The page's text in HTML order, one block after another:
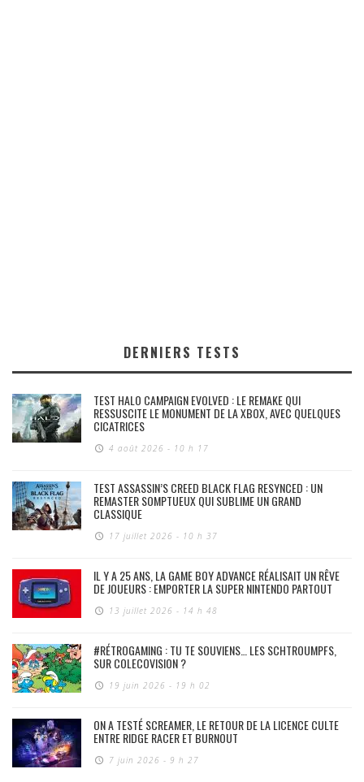
DERNIERS TESTS
TEST HALO CAMPAIGN EVOLVED : LE REMAKE QUI
RESSUSCITE LE MONUMENT DE LA XBOX, AVEC QUELQUES
CICATRICES
4 août 2026 - 10 h 17
TEST ASSASSIN’S CREED BLACK FLAG RESYNCED : UN
REMASTER SOMPTUEUX QUI SUBLIME UN GRAND
CLASSIQUE
17 juillet 2026 - 10 h 37
IL Y A 25 ANS, LA GAME BOY ADVANCE RÉALISAIT UN RÊVE
DE JOUEURS : EMPORTER LA SUPER NINTENDO PARTOUT
13 juillet 2026 - 14 h 48
#RÉTROGAMING : TU TE SOUVIENS… LES SCHTROUMPFS,
SUR COLECOVISION ?
19 juin 2026 - 19 h 02
ON A TESTÉ SCREAMER, LE RETOUR DE LA LICENCE CULTE
ENTRE RIDGE RACER ET BURNOUT
7 juin 2026 - 9 h 27